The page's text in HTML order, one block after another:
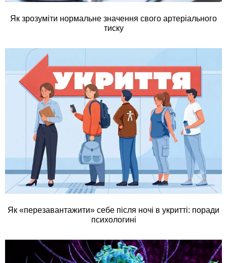
Як зрозуміти нормальне значення свого артеріального
тиску
Як «перезавантажити» себе після ночі в укритті: поради
психологині